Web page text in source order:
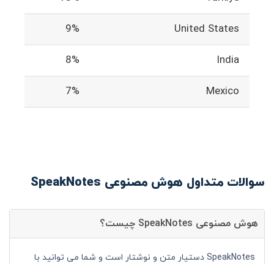
United States
9%
India
8%
Mexico
7%
سوالات متداول هوش مصنوعی SpeakNotes
هوش مصنوعی SpeakNotes چیست؟
SpeakNotes دستیار متن و نوشتار است و شما می توانید با